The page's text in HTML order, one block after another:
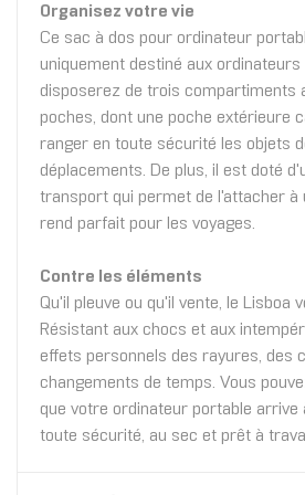
Organisez votre vie
Ce sac à dos pour ordinateur
uniquement destiné aux ordinateurs
disposerez de trois compartiments
poches, dont une poche extérieure
ranger en toute sécurité les objets
déplacements. De plus, il est doté
transport qui permet de l'attacher à
rend parfait pour les voyages.
Contre les éléments
Qu'il pleuve ou qu'il vente, le Lisboa
Résistant aux chocs et aux
effets personnels des rayures, des
changements de temps. Vous
que votre ordinateur portable arrive
toute sécurité, au sec et prêt à